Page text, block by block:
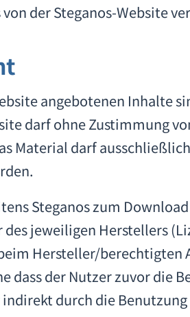
der Steganos-Website
angebotenen
darf ohne Zustimmung
Material darf
Steganos zum
jeweiligen Herstellers
Hersteller/
dass der Nutzer zuvor die
durch die